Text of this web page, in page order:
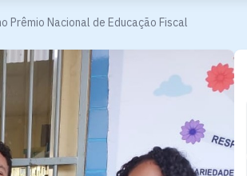
Prêmio Nacional de Educação Fiscal